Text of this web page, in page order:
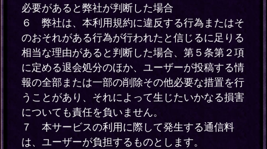
必要があると弊社が判断した場合
６ 弊社は、本利用規約に違反する行為またはそ
のおそれがある行為が行われたと信じるに足りる
相当な理由があると判断した場合、第５条第２項
に定める退会処分のほか、ユーザーが投稿する情
報の全部または一部の削除その他必要な措置を行
うことがあり、それによって生じたいかなる損害
についても責任を負いません。
７ 本サービスの利用に際して発生する通信料
は、ユーザーが負担するものとします。